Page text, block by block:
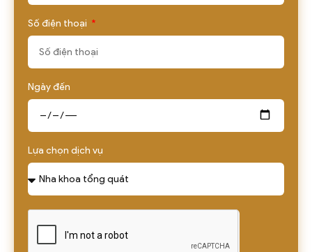
Số điện thoại
Ngày đến
Lựa chọn dịch vụ